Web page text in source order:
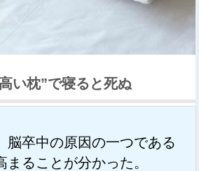
い枕”で寝ると死ぬ
脳卒中の原因の一つである
ることが分かった。